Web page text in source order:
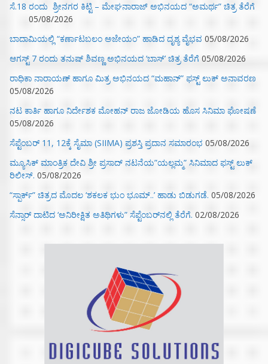
ಸೆ.18 ರಂದು ಶ್ರೀನಗರ ಕಿಟ್ಟಿ – ಮೇಘನಾರಾಜ್ ಅಭಿನಯದ “ಅಮರ್ಥ” ಚಿತ್ರ ತೆರೆಗೆ
05/08/2026
ಬಾದಾಮಿಯಲ್ಲಿ “ಕರ್ಣಾಟಬಲಂ ಅಜೇಯಂ” ಹಾಡಿದ ದೃಶ್ಯ ವೈಭವ 05/08/2026
ಆಗಸ್ಟ್ 7 ರಂದು ತನುಷ್ ಶಿವಣ್ಣ ಅಭಿನಯದ ‘ಬಾಸ್’ ಚಿತ್ರ ತೆರೆಗೆ 05/08/2026
ರಾಧಿಕಾ ನಾರಾಯಣ್ ಹಾಗೂ ಮಿತ್ರ ಅಭಿನಯದ “ಮಹಾನ್” ಫಸ್ಟ್ ಲುಕ್ ಅನಾವರಣ
05/08/2026
ನಟ ಕಾರ್ತಿ ಹಾಗೂ ನಿರ್ದೇಶಕ ಮೋಹನ್ ರಾಜ ಜೋಡಿಯ ಹೊಸ ಸಿನಿಮಾ ಘೋಷಣೆ
05/08/2026
ಸೆಪ್ಟೆಂಬರ್ 11, 12ಕ್ಕೆ ಸೈಮಾ (SIIMA) ಪ್ರಶಸ್ತಿ ಪ್ರದಾನ ಸಮಾರಂಭ 05/08/2026
ಮ್ಯೂಸಿಕ್‌ ಮಾಂತ್ರಿಕ ದೇವಿ ಶ್ರೀ ಪ್ರಸಾದ್ ನಟನೆಯ”ಯಲ್ಲಮ್ಮ” ಸಿನಿಮಾದ ಫಸ್ಟ್‌ ಲುಕ್‌
ರಿಲೀಸ್. 05/08/2026
“ಸ್ಪಾರ್ಕ್” ಚಿತ್ರದ ಮೊದಲ‌ ‘ಶಕಲಕ ಭುಂ‌ ಭೂಮ್..’ ಹಾಡು ಬಿಡುಗಡೆ. 05/08/2026
ಸೆನ್ಸಾರ್ ದಾಟಿದ ‘ಅನಿರೀಕ್ಷಿತ ಅತಿಥಿಗಳು” ಸೆಪ್ಟೆಂಬರ್‌ನಲ್ಲಿ ತೆರೆಗೆ. 02/08/2026